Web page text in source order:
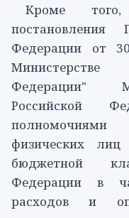
Кроме
постановления
Федерации от
Федерации"
Российской
физических
бюджетной
Федерации в
расходов и